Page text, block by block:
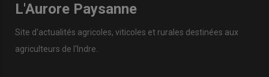
L'Aurore Paysanne
Site d'actualités agricoles, viticoles et rurales destinées aux
agriculteurs de l'Indre.